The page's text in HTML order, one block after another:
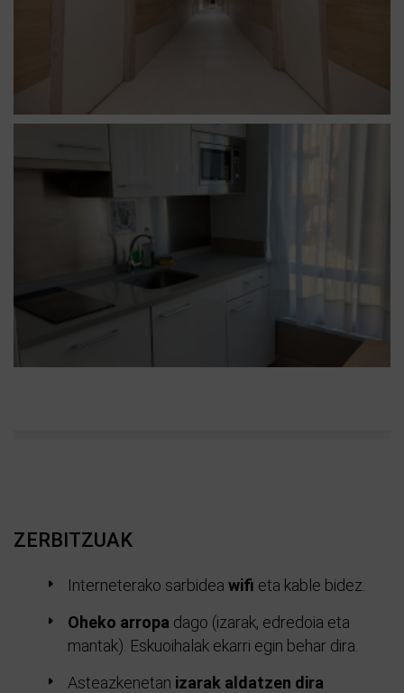
ZERBITZUAK
Interneterako sarbidea wifi eta kable bidez.
Oheko arropa dago (izarak, edredoia eta
mantak). Eskuoihalak ekarri egin behar dira.
Asteazkenetan izarak aldatzen dira